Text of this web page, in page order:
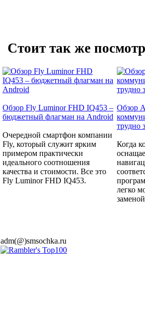
Стоит так же
Обзор Fly Luminor FHD IQ453 –
бюджетный флагман на Android
Очередной смартфон компании
Fly, который служит ярким
примером практически
идеального соотношения
качества и стоимости. Все это
Fly Luminor FHD IQ453.
Обзор
трудно
Когда
легко
adm(@)smsochka.ru